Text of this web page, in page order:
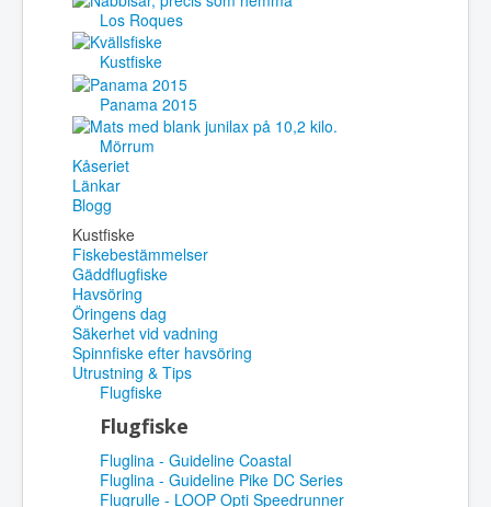
Los Roques
Kustfiske
Panama 2015
Mörrum
Kåseriet
Länkar
Blogg
Kustfiske
Fiskebestämmelser
Gäddflugfiske
Havsöring
Öringens dag
Säkerhet vid vadning
Spinnfiske efter havsöring
Utrustning & Tips
Flugfiske
Flugfiske
Fluglina - Guideline Coastal
Fluglina - Guideline Pike DC Series
Flugrulle - LOOP Opti Speedrunner